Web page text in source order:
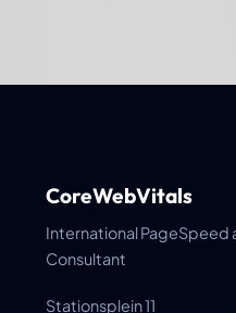
CoreWebVitals
International PageSpeed
Consultant
Stationsplein 11